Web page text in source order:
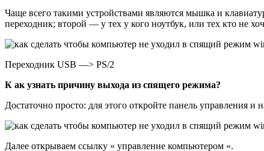
Чаще всего такими устройствами являются мышка и
переходник; второй — у тех у кого ноутбук, или тех кто не
Переходник USB —> PS/2
К ак узнать причину выхода из спящего режима?
Достаточно просто: для этого откройте панель управления
Далее открываем ссылку « управление компьютером «.